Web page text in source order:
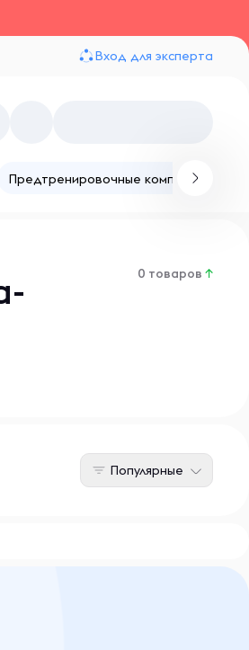
Вход для эксперта
Предтренировочные комплексы
0 товаров ↑
Популярные